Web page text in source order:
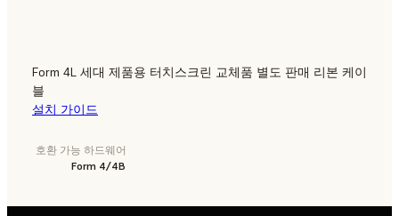
Form 4L 세대 제품용 터치스크린 교체품 별도 판매 리본 케이
블
설치 가이드
호환 가능 하드웨어
Form 4/4B